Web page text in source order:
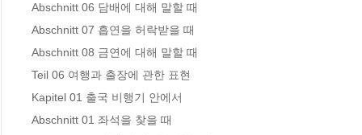
Abschnitt 06 담배에 대해 말할 때
Abschnitt 07 흡연을 허락받을 때
Abschnitt 08 금연에 대해 말할 때
Teil 06 여행과 출장에 관한 표현
Kapitel 01 출국 비행기 안에서
Abschnitt 01 좌석을 찾을 때